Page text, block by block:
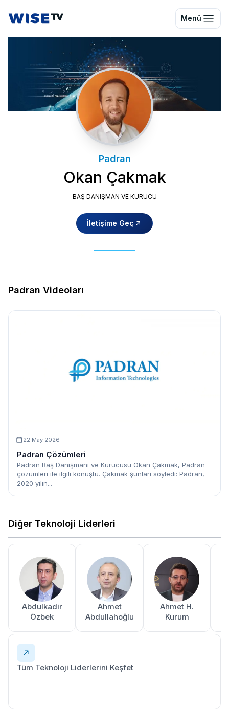
Wise TV Menü
Padran
Okan Çakmak
BAŞ DANIŞMAN VE KURUCU
İletişime Geç
Padran Videoları
22 May 2026
Padran Çözümleri
Padran Baş Danışmanı ve Kurucusu Okan Çakmak, Padran
çözümleri ile ilgili konuştu. Çakmak şunları söyledi: Padran,
2020 yılın...
Diğer Teknoloji Liderleri
Abdulkadir
Özbek
Ahmet
Abdullahoğlu
Ahmet H.
Kurum
Tüm Teknoloji Liderlerini Keşfet